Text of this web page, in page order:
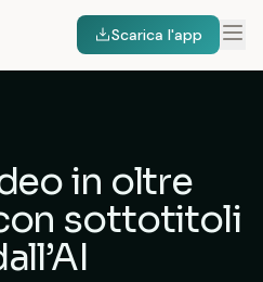
Scarica l'app
in oltre
sottotitoli